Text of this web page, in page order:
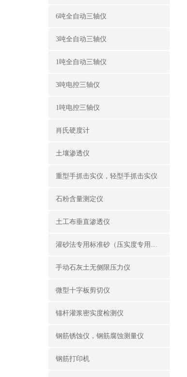
6吨全自动三轴仪
3吨全自动三轴仪
1吨全自动三轴仪
3吨电控三轴仪
1吨电控三轴仪
肖氏硬度计
土壤渗透仪
重型手抓击实仪，轻型手抓击实仪
石粉含量测定仪
土工布垂直渗透仪
灌砂法专用标准砂（压实度专用砂）
手动石灰土无侧限压力仪
微型十字板剪切仪
锚杆灌浆密实度检测仪
钢筋锈蚀仪，钢筋腐蚀测量仪
钢筋打印机